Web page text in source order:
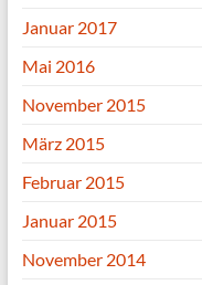
Januar 2017
Mai 2016
November 2015
März 2015
Februar 2015
Januar 2015
November 2014